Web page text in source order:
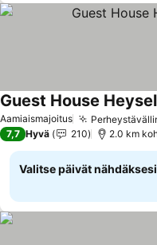
Aamiaismajoitus
Guest House
7,7 Hyvä 210 2.0 km
Valitse päivät